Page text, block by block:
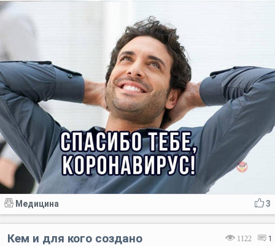
3
Медицина
1122 1
Кем и для кого создано